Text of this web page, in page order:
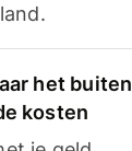
het
kosten